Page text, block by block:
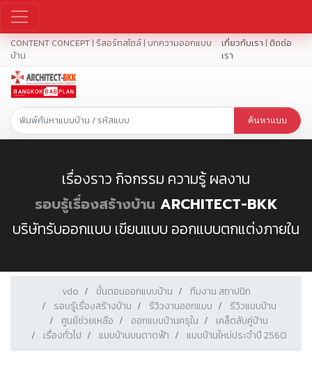
CONTENT CONCEPT | รีสอร์ทสไตล์ | บทความออกแบบ
บ้าน
เกี่ยวกับเรา | ติดต่อ
เรา
ค้นหาแบบ
เรื่องราว กิจกรรม ความรู้ ผลงาน
รอบรู้เรื่องสร้างบ้าน ARCHITECT-BKK
บริษัทรับออกแบบ เขียนแบบ ออกแบบตกแต่งภายใน
vdo ขั้นตอนออกแบบบ้าน
ทีมงาน สถาปนิก
รอบรู้เรื่องสร้างบ้าน
รีวิวงานออกแบบ
รีวิวแบบบ้าน
ศูนย์ช่วยเหลือ
ออกแบบบ้านครุใน
เคล็ดลับคู่บ้าน
เรื่องทั่วไป
แบบบ้านบนดาดฟ้า แบบบ้านใหม่ประจำปี 2560